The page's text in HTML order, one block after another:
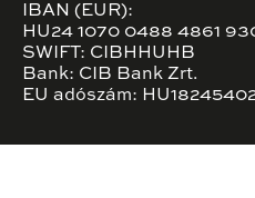
IBAN (EUR):
HU24 1070 0488 4861
SWIFT: CIBHHUHB
Bank: CIB Bank Zrt.
EU adószám: